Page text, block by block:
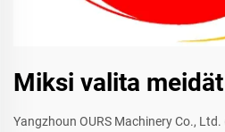
Miksi valita meidät
Yangzhoun OURS Machinery Co.,